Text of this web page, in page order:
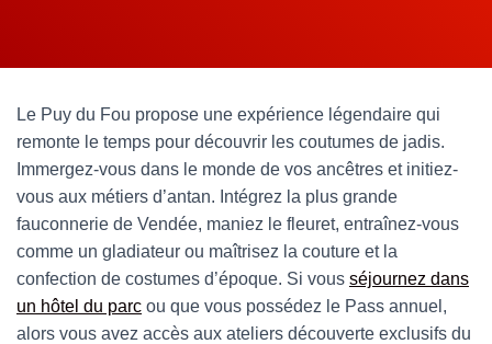
M
N
I
A
O
Le Puy du Fou propose une expérience légendaire qui
remonte le temps pour découvrir les coutumes de jadis.
Immergez-vous dans le monde de vos ancêtres et initiez-
vous aux métiers d’antan. Intégrez la plus grande
fauconnerie de Vendée, maniez le fleuret, entraînez-vous
comme un gladiateur ou maîtrisez la couture et la
confection de costumes d’époque. Si vous séjournez dans
un hôtel du parc ou que vous possédez le Pass annuel,
alors vous avez accès aux ateliers découverte exclusifs du